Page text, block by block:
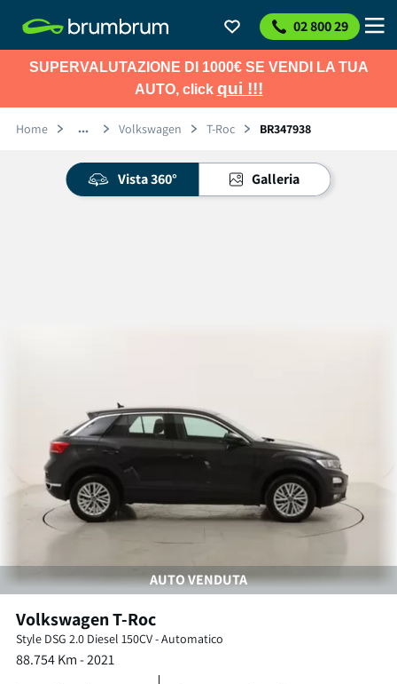
02 800 29
SUPERVALUTAZIONE DI 1000€ SE VENDI LA TUA
AUTO, click qui !!!
Home Volkswagen T-Roc BR347938
Vista 360° Galleria
AUTO VENDUTA
VolkswagenT-Roc
Style DSG 2.0 Diesel 150CV-Automatico
88.754Km -2021